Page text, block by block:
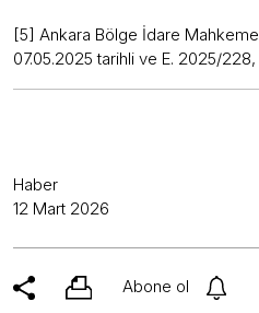
[5] Ankara Bölge İdare
07.05.2025 tarihli ve E. 2025/228,
Haber
12 Mart 2026
Abone ol